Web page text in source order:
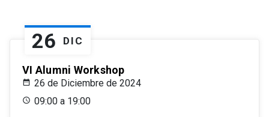
26 DIC
VI Alumni Workshop
26 de Diciembre de 2024
09:00 a 19:00